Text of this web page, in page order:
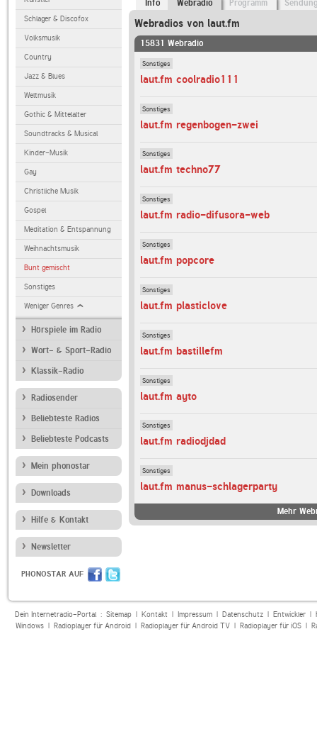
Schlager & Discofox
Volksmusik
Country
Jazz & Blues
Weltmusik
Gothic & Mittelalter
Soundtracks & Musical
Kinder-Musik
Gay
Christliche Musik
Gospel
Meditation & Entspannung
Weihnachtsmusik
Bunt gemischt
Sonstiges
Weniger Genres
Hörspiele im Radio
Wort- & Sport-Radio
Klassik-Radio
Radiosender
Beliebteste Radios
Beliebteste Podcasts
Mein phonostar
Downloads
Hilfe & Kontakt
Newsletter
PHONOSTAR AUF
Info Webradio Programm
Webradios von laut.fm
15831 Webradio
Sonstiges
laut.fm coolradio111
Sonstiges
laut.fm regenbogen-zwei
Sonstiges
laut.fm techno77
Sonstiges
laut.fm radio-difusora-web
Sonstiges
laut.fm popcore
Sonstiges
laut.fm plasticlove
Sonstiges
laut.fm bastillefm
Sonstiges
laut.fm ayto
Sonstiges
laut.fm radiodjdad
Sonstiges
laut.fm manus-schlagerparty
Mehr
Dein Internetradio-Portal : Sitemap| Kontakt| Impressum| Datenschutz| Entwickler|
Windows| Radioplayer für Android| Radioplayer für Android TV| Radioplayer für iOS|